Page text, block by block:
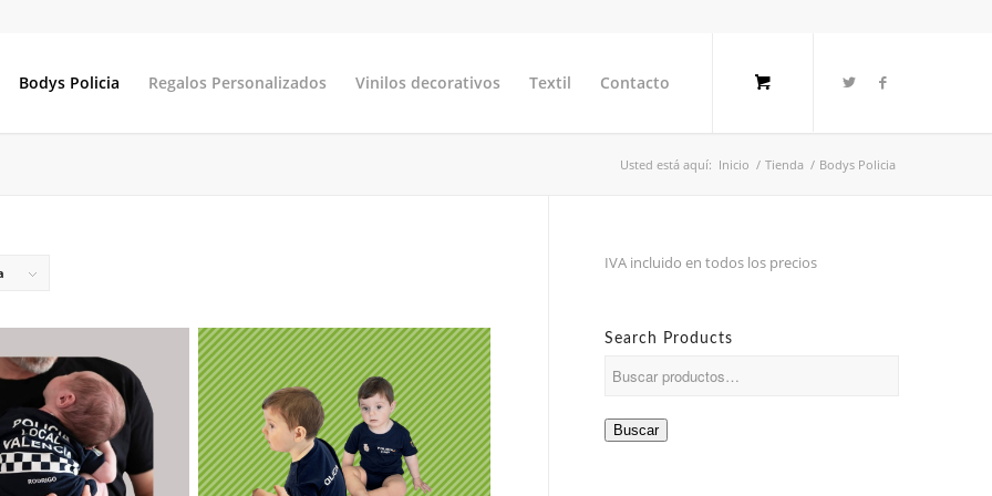
Bodys Policia Regalos Personalizados Vinilos decorativos Textil Contacto
Usted está aquí: Inicio / Tienda / Bodys Policia
IVA incluido en todos los precios
Search Products
Buscar